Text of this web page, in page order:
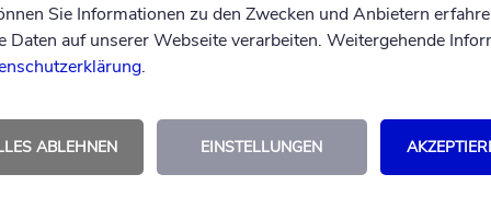
wurde in Berdytschiw in der heutigen
wo er als Reporter bei einer jiddischen
der Großvater starb, als David noch ein kleines
dass ich ihn nie getroffen habe.«
Sie Informationen zu den Zwecken und Anbietern
Daten auf unserer Webseite verarbeiten. Weitergehende
.
ABLEHNEN EINSTELLUNGEN